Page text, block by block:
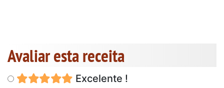
Avaliar esta receita
Excelente !